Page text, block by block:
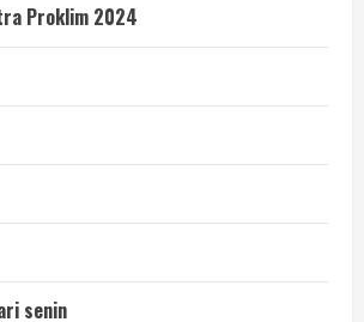
Proklim 2024
senin